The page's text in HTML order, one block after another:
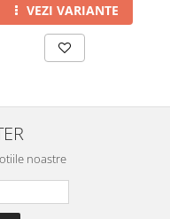
VEZI VARIANTE
noastre